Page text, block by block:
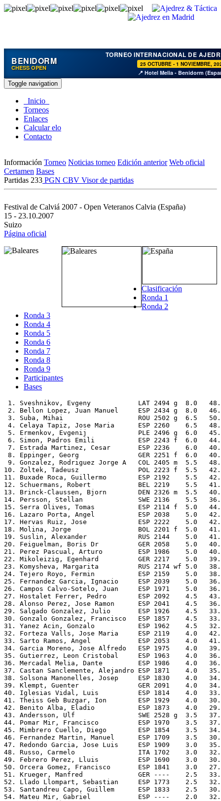
BENIDORM
CHESS OPEN
TORNEO INTERNACIONAL DE
25 OCTUBRE - 1 NOVIEMBRE,
📍 Hotel Melia - Benidorm
Toggle navigation
Inicio
Torneos
Enlaces
Calcular elo
Contacto
Información Torneo Noticias torneo Edición anterior Web oficial
Certamen Bases
Partidas 233 PGN CBV Visor de partidas
Festival de Calviá 2007 - Open Veteranos Calvia (España)
15 - 23.10.2007
Suizo
Página oficial
Clasificación
Ronda 1
Ronda 2
Ronda 3
Ronda 4
Ronda 5
Ronda 6
Ronda 7
Ronda 8
Ronda 9
Participantes
Bases
1. Sveshnikov, Evgeny            LAT 2494 g  8.0
2. Bellon Lopez, Juan Manuel     ESP 2434 g  8.0
3. Suba, Mihai                   ROU 2502 g  6.5
4. Celaya Tapiz, Jose Maria      ESP 2260    6.5
5. Ermenkov, Evgenij             PLE 2496 g  6.0
6. Simon, Padros Emili           ESP 2243 f  6.0
7. Estrada Martinez, Cesar       ESP 2236    6.0
8. Eppinger, Georg               GER 2251 f  6.0
9. Gonzalez, Rodriguez Jorge A   COL 2405 m  5.5
10. Zoltek, Tadeusz               POL 2223 f  5.5
11. Buxade Roca, Guillermo        ESP 2192    5.5
12. Schuermans, Robert            BEL 2219    5.5
13. Brinck-Claussen, Bjorn        DEN 2326 m  5.5
14. Persson, Stellan              SWE 2136    5.5
15. Serra Olives, Tomas           ESP 2114 f  5.0
16. Lazaro Porta, Angel           ESP 2038    5.0
17. Hervas Ruiz, Jose             ESP 2222    5.0
18. Molina, Jorge                 BOL 2201 f  5.0
19. Suslin, Alexander             RUS 2144    5.0
20. Feiguelman, Boris Dr          GER 2058    5.0
21. Perez Pascual, Arturo         ESP 1986    5.0
22. Mikoleizig, Egenhard          GER 2217    5.0
23. Komysheva, Margarita          RUS 2174 wf 5.0
24. Tejero Royo, Fermin           ESP 2159    5.0
25. Fernandez Garcia, Ignacio     ESP 2039    5.0
26. Campos Calvo-Sotelo, Juan     ESP 1971    5.0
27. Hostalet Ferrer, Pedro        ESP 2092    4.5
28. Alonso Perez, Jose Ramon      ESP 2041    4.5
29. Salgado Gonzalez, Julio       ESP 1926    4.5
30. Gonzalo Gonzalez, Francisco   ESP 1857    4.5
31. Yanez Acin, Gonzalo           ESP 1962    4.5
32. Forteza Valls, Jose Maria     ESP 2119    4.0
33. Sarto Ramos, Angel            ESP 2053    4.0
34. Garcia Moreno, Jose Alfredo   ESP 1975    4.0
35. Gutierrez, Leon Cristobal     ESP 1963    4.0
36. Mercadal Melia, Dante         ESP 1986    4.0
37. Castan Sanclemente, Alejandro ESP 1871    4.0
38. Solsona Manonelles, Josep     ESP 1830    4.0
39. Klempt, Guenter               GER 2091    4.0
40. Iglesias Vidal, Luis          ESP 1814    4.0
41. Theiss Geb Buzgar, Ion        ESP 1929    4.0
42. Benito Alba, Eladio           ESP 1873    4.0
43. Andersson, Ulf                SWE 2528 g  3.5
44. Pomar Mir, Francisco          ESP 1970    3.5
45. Mimbrero Cuello, Diego        ESP 1854    3.5
46. Fernandez Martin, Manuel      ESP 1709    3.5
47. Redondo Garcia, Jose Luis     ESP 1909    3.0
48. Russo, Carmelo                ITA 1702    3.0
49. Febrero Perez, Lluis          ESP 1690    3.0
50. Orcera Gomez, Francisco       ESP 1841    3.0
51. Krueger, Manfred              GER ----    2.5
52. Llado Llompart, Sebastian     ESP 1773    2.5
53. Santandreu Capo, Guillem      ESP 1833    2.5
54. Mateu Mir, Gabriel            ESP ----    2.0